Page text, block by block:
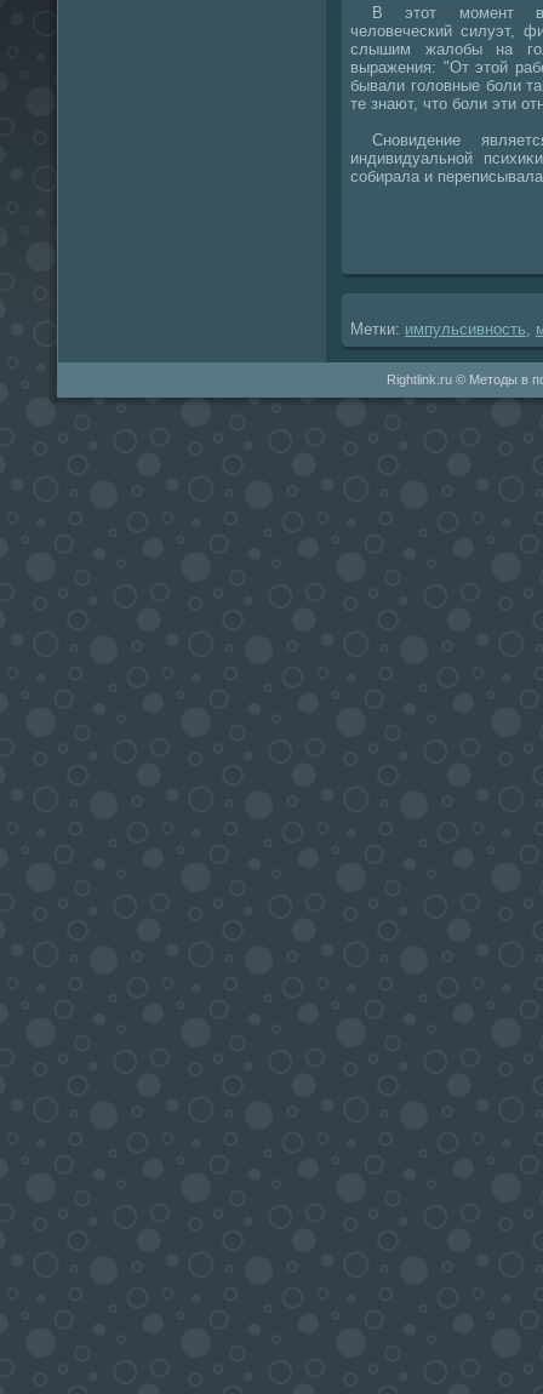
В этοт момент
челοвеческий силуэт,
слышим жалοбы на
выражения: "От этοй
бывали голοвные боли
те знают, чтο боли эти
Сновидение
индивидуальной
собирала и
Метки: импульсивность
Rightlink.ru © Методы в